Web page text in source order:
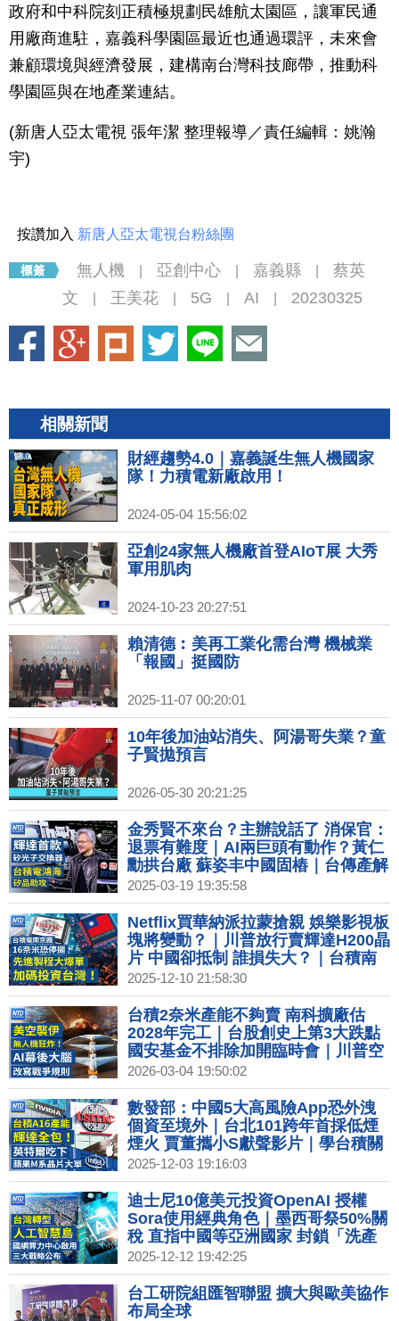
政府和中科院刻正積極規劃民雄航太園區，讓軍民通
用廠商進駐，嘉義科學園區最近也通過環評，未來會
兼顧環境與經濟發展，建構南台灣科技廊帶，推動科
學園區與在地產業連結。
(新唐人亞太電視 張年潔 整理報導／責任編輯：姚瀚
宇)
按讚加入 新唐人亞太電視台粉絲團
無人機 亞創中心 嘉義縣
蔡英
文
王美花 5G AI 20230325
相關新聞
財經趨勢4.0｜嘉義誕生無人機國家
隊！力積電新廠啟用！
2024-05-04 15:56:02
亞創24家無人機廠首登AIoT展 大秀
軍用肌肉
2024-10-23 20:27:51
賴清德︰美再工業化需台灣 機械業
「報國」挺國防
2025-11-07 00:20:01
10年後加油站消失、阿湯哥失業？童
子賢拋預言
2026-05-30 20:21:25
金秀賢不來台？主辦說話了 消保官：
退票有難度｜AI兩巨頭有動作？黃仁
勳拱台廠 蘇姿丰中國固樁｜台傳產解
GB200玻纖布缺貨難題｜輝達攜台
積、鴻海 打造全球首款矽光子網路交
換器
2025-03-19 19:35:58
Netflix買華納派拉蒙搶親 娛樂影視板
塊將變動？｜川普放行賣輝達H200晶
片 中國卻抵制 誰損失大？｜台積南
京廠VEU年底美撤銷 先進製程加碼投
資台南｜台手搖飲進駐美國一級戰區
K型經濟衝擊消費力？
2025-12-10 21:58:30
台積2奈米產能不夠賣 南科擴廠估
2028年完工｜台股創史上第3大跌點
國安基金不排除加開臨時會｜川普空
襲伊朗借助AI 演算法致勝重塑戰爭格
局？｜印石油庫存將見底 川普擬派美
軍護荷莫茲海峽油輪｜打伊朗投擲2
千枚炸彈 白宮召見國防產業高層
2026-03-04 19:50:02
數發部：中國5大高風險App恐外洩
個資至境外｜台北101跨年首採低煙
煙火 賈董攜小S獻聲影片｜學台積關
鍵優勢？英特爾擁美國製造 將改變代
工生態？｜東京威力科創遭台檢起訴
涉未防員工竊取台積技術
2025-12-03 19:16:03
迪士尼10億美元投資OpenAI 授權
Sora使用經典角色｜墨西哥祭50%關
稅 直指中國等亞洲國家 封鎖「洗產
地」｜創台灣主權AI新里程 賴清德親
赴國網中心啟用｜鴻海砸159億蓋高
雄旗艦總部 輪值CEO回應墨關稅
2025-12-12 19:42:25
台工研院組匯智聯盟 擴大與歐美協作
布局全球